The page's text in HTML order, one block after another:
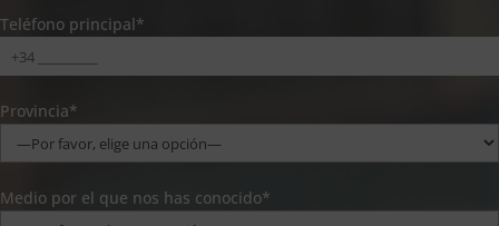
Teléfono principal*
Provincia*
Medio por el que nos has conocido*